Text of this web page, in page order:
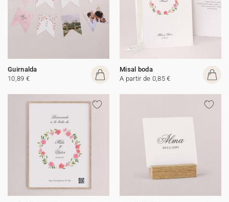
Guirnalda
10,89 €
Misal boda
A partir de 0,85 €